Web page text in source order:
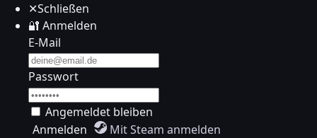
✕Schließen
🔐 Anmelden
E-Mail
Passwort
Angemeldet bleiben
Anmelden
Mit Steam anmelden